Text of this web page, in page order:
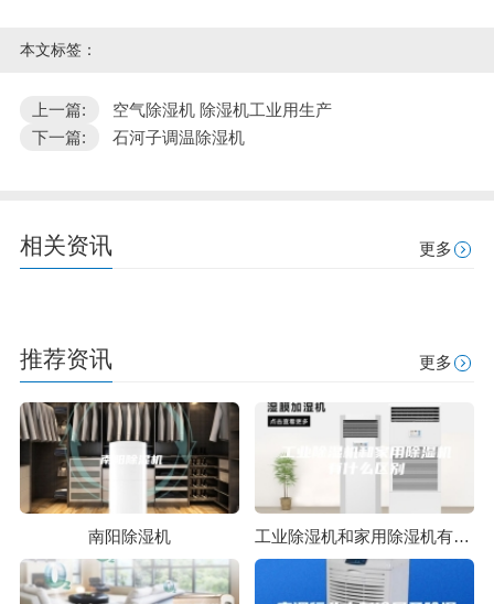
本文标签：
上一篇:
空气除湿机 除湿机工业用生产
下一篇:
石河子调温除湿机
相关资讯 更多
推荐资讯 更多
南阳除湿机 工业除湿机和家用除湿机有什么区别